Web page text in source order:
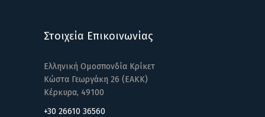
Στοιχεία Επικοινωνίας
Ελληνική Ομοσπονδία Κρίκετ
Κώστα Γεωργάκη 26 (ΕΑΚΚ)
Κέρκυρα, 49100
+30 26610 36560